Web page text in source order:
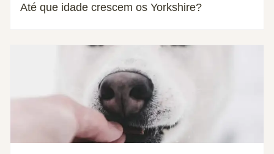
Até que idade crescem os Yorkshire?